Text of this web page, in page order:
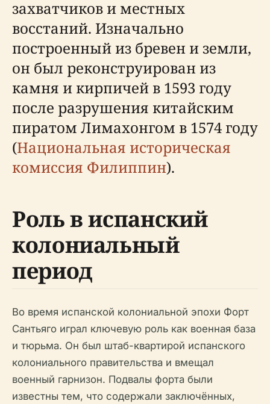
захватчиков и местных
восстаний. Изначально
построенный из бревен и земли,
он был реконструирован из
камня и кирпичей в 1593 году
после разрушения китайским
пиратом Лимахонгом в 1574 году
(Национальная историческая
комиссия Филиппин).
Роль в испанский
колониальный
период
Во время испанской колониальной эпохи Форт
Сантьяго играл ключевую роль как военная база
и тюрьма. Он был штаб-квартирой испанского
колониального правительства и вмещал
военный гарнизон. Подвалы форта были
известны тем, что содержали заключённых,